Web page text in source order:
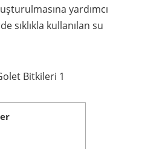
yardımcı
sıklıkla kullanılan su